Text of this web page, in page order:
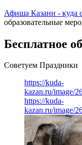
Афиша Казани - куда
образовательные
Бесплатное
Советуем Праздники
https://kuda-
kazan.ru/image/
https://kuda-
kazan.ru/image/